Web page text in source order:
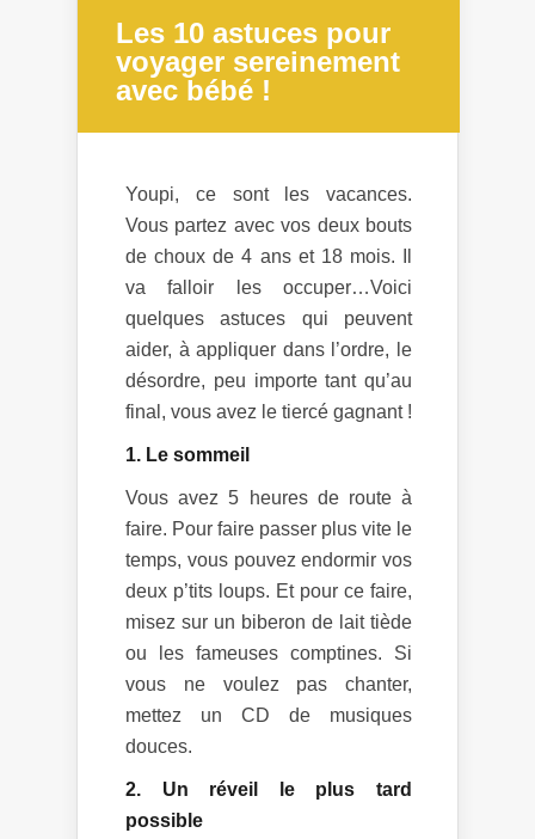
Les 10 astuces pour
voyager sereinement
avec bébé !
Youpi, ce sont les vacances.
Vous partez avec vos deux bouts
de choux de 4 ans et 18 mois. Il
va falloir les occuper…Voici
quelques astuces qui peuvent
aider, à appliquer dans l’ordre, le
désordre, peu importe tant qu’au
final, vous avez le tiercé gagnant !
1. Le sommeil
Vous avez 5 heures de route à
faire. Pour faire passer plus vite le
temps, vous pouvez endormir vos
deux p’tits loups. Et pour ce faire,
misez sur un biberon de lait tiède
ou les fameuses comptines. Si
vous ne voulez pas chanter,
mettez un CD de musiques
douces.
2. Un réveil le plus tard
possible